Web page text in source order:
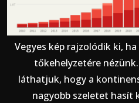
Vegyes kép rajzolódik ki,
tőkehelyzetére
láthatjuk, hogy a
nagyobb szeletet hasít